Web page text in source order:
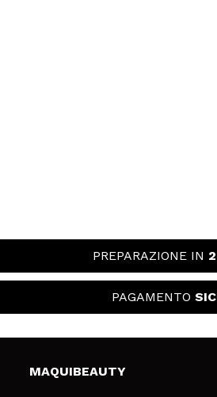
PREPARAZIONE IN
PAGAMENTO
MAQUIBEAUTY